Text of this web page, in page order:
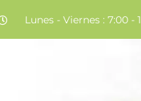
Lunes - Viernes : 7:00 -